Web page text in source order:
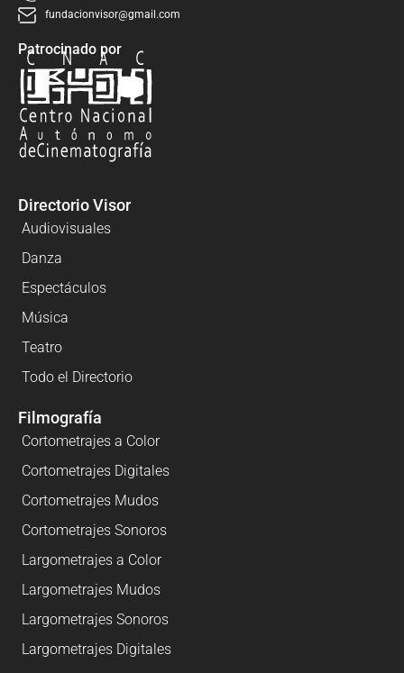
fundacionvisor@gmail.com
Patrocinado por
Directorio Visor
Audiovisuales
Danza
Espectáculos
Música
Teatro
Todo el Directorio
Filmografía
Cortometrajes a Color
Cortometrajes Digitales
Cortometrajes Mudos
Cortometrajes Sonoros
Largometrajes a Color
Largometrajes Mudos
Largometrajes Sonoros
Largometrajes Digitales